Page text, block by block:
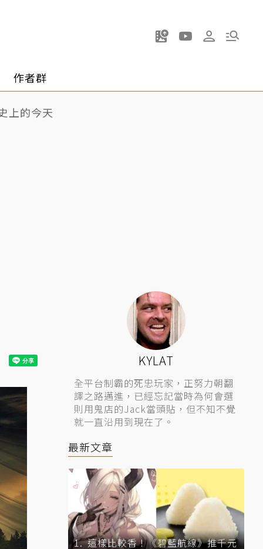
作者群
上的今天
KYLAT
全平台制霸的死忠玩家，正努力朝翻
譯之路邁進，已經忘記當時為何會選
則用鬼店的Jack當頭貼，但不知不覺
就一直沿用到現在了。
最新文章
這樣比較香！《碧藍航線》推千元